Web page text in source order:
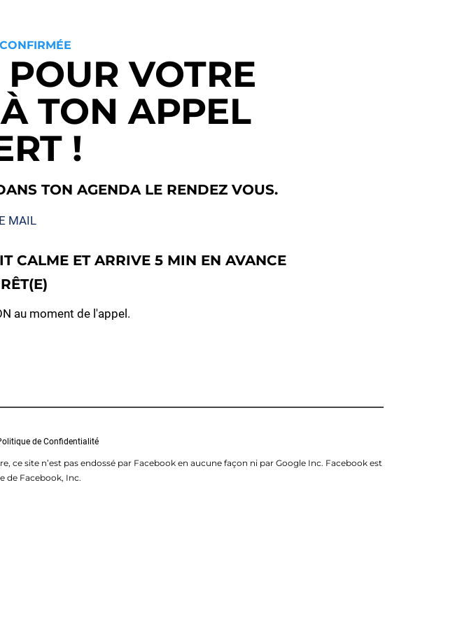
VOTRE
TON APPEL
!
TON AGENDA LE RENDEZ VOUS.
MAIL
CALME ET ARRIVE 5 MIN EN AVANCE
au moment de l'appel.
de Confidentialité
ce site n’est pas endossé par Facebook en aucune façon ni par Google Inc. Facebook est
de Facebook, Inc.